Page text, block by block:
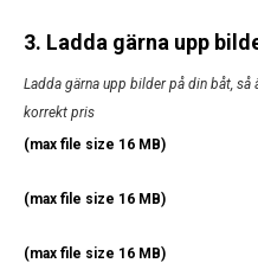
3. Ladda gärna upp
Ladda gärna upp bilder på din båt,
korrekt pris
(max file size 16 MB)
(max file size 16 MB)
(max file size 16 MB)